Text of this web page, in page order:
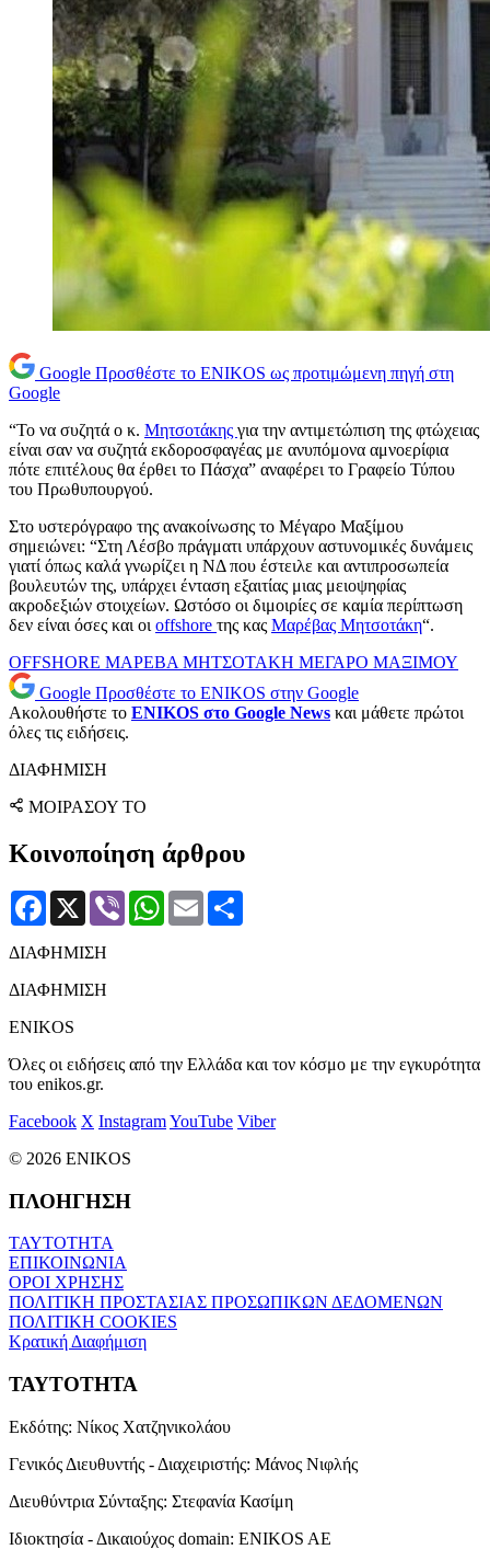
Google Προσθέστε το ENIKOS ως προτιμώμενη πηγή στη
Google
“Το να συζητά ο κ. Μητσοτάκης για την αντιμετώπιση της φτώχειας
είναι σαν να συζητά εκδοροσφαγέας με ανυπόμονα αμνοερίφια
πότε επιτέλους θα έρθει το Πάσχα” αναφέρει το Γραφείο Τύπου
του Πρωθυπουργού.
Στο υστερόγραφο της ανακοίνωσης το Μέγαρο Μαξίμου
σημειώνει: “Στη Λέσβο πράγματι υπάρχουν αστυνομικές δυνάμεις
γιατί όπως καλά γνωρίζει η ΝΔ που έστειλε και αντιπροσωπεία
βουλευτών της, υπάρχει ένταση εξαιτίας μιας μειοψηφίας
ακροδεξιών στοιχείων. Ωστόσο οι διμοιρίες σε καμία περίπτωση
δεν είναι όσες και οι offshore της κας Μαρέβας Μητσοτάκη“.
OFFSHORE ΜΑΡΕΒΑ ΜΗΤΣΟΤΑΚΗ ΜΕΓΑΡΟ ΜΑΞΙΜΟΥ
Google Προσθέστε το ENIKOS στην Google
Ακολουθήστε το ENIKOS στο Google News και μάθετε πρώτοι
όλες τις ειδήσεις.
ΔΙΑΦΗΜΙΣΗ
ΜΟΙΡΑΣΟΥ ΤΟ
Κοινοποίηση άρθρου
Facebook
X Viber WhatsApp
Email
ΔΙΑΦΗΜΙΣΗ
ΔΙΑΦΗΜΙΣΗ
ENIKOS
Όλες οι ειδήσεις από την Ελλάδα και τον κόσμο με την εγκυρότητα
του enikos.gr.
Facebook X InstagramYouTube Viber
© 2026 ENIKOS
ΠΛΟΗΓΗΣΗ
ΤΑΥΤΟΤΗΤΑ
ΕΠΙΚΟΙΝΩΝΙΑ
ΟΡΟΙ ΧΡΗΣΗΣ
ΠΟΛΙΤΙΚΗ ΠΡΟΣΤΑΣΙΑΣ ΠΡΟΣΩΠΙΚΩΝ ΔΕΔΟΜΕΝΩΝ
ΠΟΛΙΤΙΚΗ COOKIES
Κρατική Διαφήμιση
ΤΑΥΤΟΤΗΤΑ
Εκδότης: Νίκος Χατζηνικολάου
Γενικός Διευθυντής - Διαχειριστής: Μάνος Νιφλής
Διευθύντρια Σύνταξης: Στεφανία Κασίμη
Ιδιοκτησία - Δικαιούχος domain: ENIKOS AE